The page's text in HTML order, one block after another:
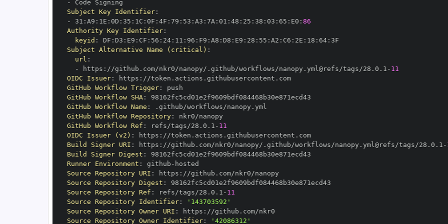
-
Subject Key Identifier:
-
31 : A9 : 1E : 0D : 35 : 1C : 0F : 4F : 79 : 53 : A3 : 7A : 01 : 48 : 25 : 38 : 03 : 65 : E0 : 86
Authority Key Identifier:
keyid : DF : D3 : E9 : CF : 56 : 24: 11 : 96 : F9 : A8 : D8 : E9 : 28 : 55 : A2 : C6 : 2E : 18 : 64:
Subject Alternative Name (critical) :
url :
-
https : //github.com/nkr0/nanopy/.github/workflows/nanopy.yml@refs/tags/28.0.1 - 11
OIDC Issuer: https :
//token.actions.githubusercontent.com
GitHub Workflow Trigger:
GitHub Workflow SHA:
GitHub Workflow Name :
GitHub Workflow Repository:
GitHub Workflow Ref : refs/tags/28.0.1 - 11
OIDC Issuer (v2) : https :
//token.actions.githubusercontent.com
Build Signer URI : https : //github.com/nkr0/nanopy/.github/workflows/nanopy.yml@refs/tags/28.0.1 -
Build Signer Digest :
Runner Environment : github -
Source Repository URI : https :
Source Repository Digest :
Source Repository Ref : refs/tags/28.0.1 - 11
Source Repository Identifier:
'143703592'
Source Repository Owner URI : https :
Source Repository Owner Identifier: '42086312'